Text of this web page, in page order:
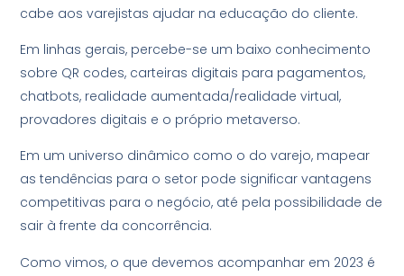
cabe aos varejistas ajudar na educação do cliente.
Em linhas gerais, percebe-se um baixo conhecimento
sobre QR codes, carteiras digitais para pagamentos,
chatbots, realidade aumentada/realidade virtual,
provadores digitais e o próprio metaverso.
Em um universo dinâmico como o do varejo, mapear
as tendências para o setor pode significar vantagens
competitivas para o negócio, até pela possibilidade de
sair à frente da concorrência.
Como vimos, o que devemos acompanhar em 2023 é